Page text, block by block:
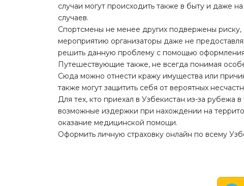
случаи могут происходить также в быту и даже
случаев.
Спортсмены не менее других подвержены
мероприятию организаторы даже не
решить данную проблему с помощью оформления
Путешествующие также, не всегда понимая
Сюда можно отнести кражу имущества или
также могут защитить себя от вероятных
Для тех, кто приехал в Узбекистан из-за рубежа
возможные издержки при нахождении на
оказание медицинской помощи.
Оформить личную страховку онлайн по всему